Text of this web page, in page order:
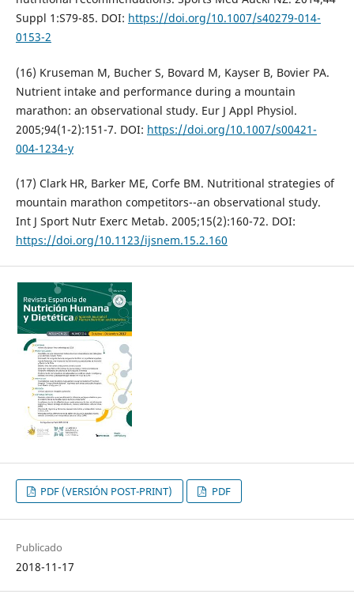
Suppl 1:S79-85. DOI: https://doi.org/10.1007/s40279-014-
0153-2
(16) Kruseman M, Bucher S, Bovard M, Kayser B, Bovier PA.
Nutrient intake and performance during a mountain
marathon: an observational study. Eur J Appl Physiol.
2005;94(1-2):151-7. DOI: https://doi.org/10.1007/s00421-
004-1234-y
(17) Clark HR, Barker ME, Corfe BM. Nutritional strategies of
mountain marathon competitors--an observational study.
Int J Sport Nutr Exerc Metab. 2005;15(2):160-72. DOI:
https://doi.org/10.1123/ijsnem.15.2.160
PDF (VERSIÓN POST-PRINT) PDF
Publicado
2018-11-17